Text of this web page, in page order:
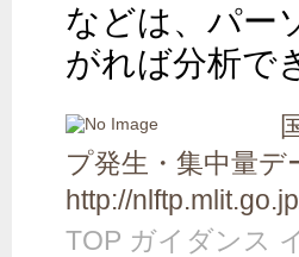
などは、パー
がれば分析で
プ発生・集中量デ
http://
TOP ガイダンス